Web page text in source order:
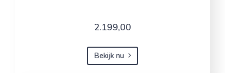
2.199,00
Bekijk nu